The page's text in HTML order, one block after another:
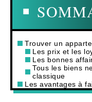
Trouver un
Les prix et les
Les bonnes
Tous les biens
classique
Les avantages à